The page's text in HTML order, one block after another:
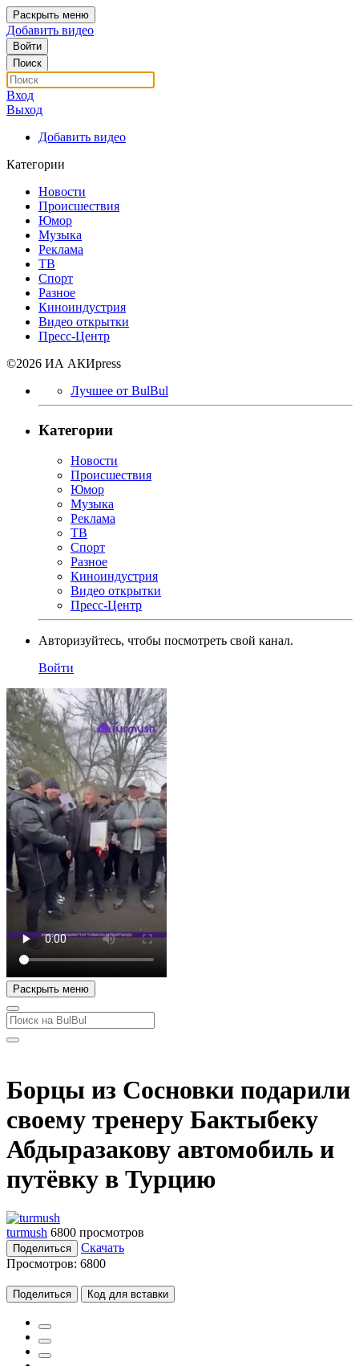
Раскрыть меню
Добавить видео
Войти
Поиск
Вход
Выход
Добавить видео
Категории
Новости
Происшествия
Юмор
Музыка
Реклама
ТВ
Спорт
Разное
Киноиндустрия
Видео открытки
Пресс-Центр
©2026 ИА АКИpress
Лучшее от BulBul
Категории
Новости
Происшествия
Юмор
Музыка
Реклама
ТВ
Спорт
Разное
Киноиндустрия
Видео открытки
Пресс-Центр
Авторизуйтесь, чтобы посмотреть свой канал.
Войти
Раскрыть меню
Борцы из Сосновки подарили
своему тренеру Бактыбеку
Абдыразакову автомобиль и
путёвку в Турцию
turmush 6800 просмотров
Поделиться
Скачать
Просмотров: 6800
Поделиться Код для вставки